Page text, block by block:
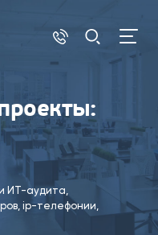
ИТ-аудита,
ip-телефонии,